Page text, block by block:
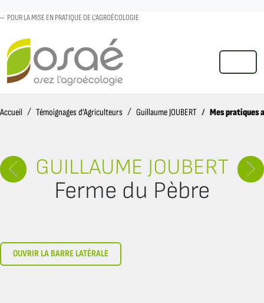
POUR LA MISE EN PRATIQUE DE L'AGROÉCOLOGIE
MENU
Accueil AccueilTémoignages d’Agriculteurs Guillaume JOUBERT Mes pratiques
GUILLAUME JOUBERT
Ferme du Pèbre
OUVRIR LA BARRE LATÉRALE